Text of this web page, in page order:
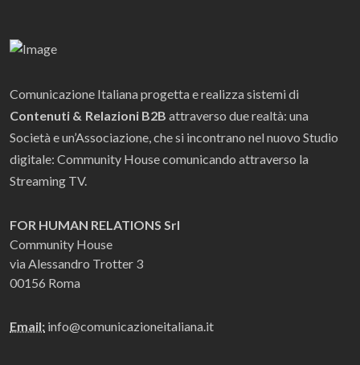
Comunicazione Italiana progetta e realizza sistemi di
Contenuti & Relazioni B2B attraverso due realtà: una
Società e un’Associazione, che si incontrano nel nuovo Studio
digitale: Community House comunicando attraverso la
Streaming TV.
FOR HUMAN RELATIONS Srl
Community House
via Alessandro Trotter 3
00156 Roma
Email: info@comunicazioneitaliana.it